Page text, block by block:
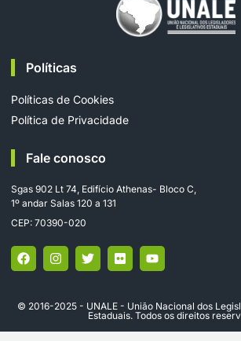
Políticas
Políticas de Cookies
Política de Privacidade
Fale conosco
Sgas 902 Lt 74, Edifício Athenas- Bloco C,
1º andar Salas 120 a 131
CEP: 70390-020
© 2016-2025 - UNALE - União Nacional dos
Estaduais. Todos os direitos